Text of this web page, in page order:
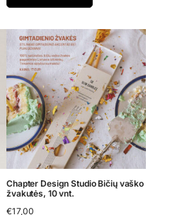
Chapter Design Studio Bičių vaško
žvakutės, 10 vnt.
€17,00